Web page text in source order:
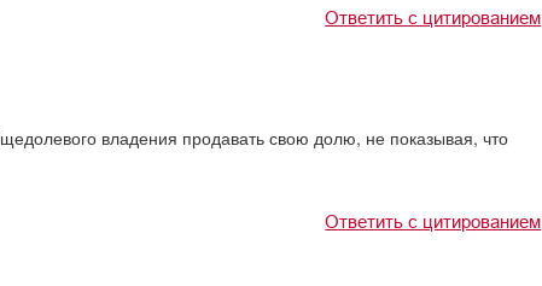
Ответить с цитированием
владения продавать свою долю, не показывая, что
Ответить с цитированием